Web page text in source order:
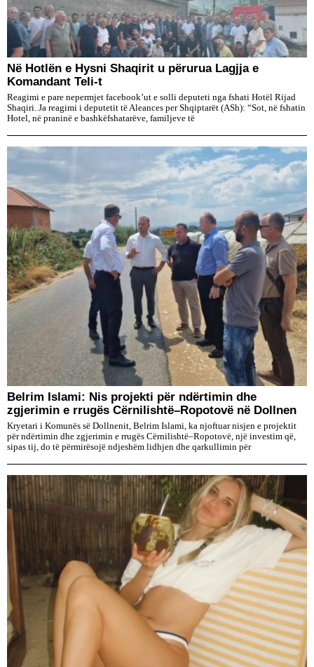
Në Hotlën e Hysni Shaqirit u përurua Lagjja e
Komandant Teli-t
Reagimi e pare nepermjet facebook’ut e solli deputeti nga fshati Hotël Rijad
Shaqiri. Ja reagimi i deputetit të Aleances per Shqiptarët (ASh): “Sot, në fshatin
Hotel, në praninë e bashkëfshatarëve, familjeve të
Belrim Islami: Nis projekti për ndërtimin dhe
zgjerimin e rrugës Cërnilishtë–Ropotovë në Dollnen
Kryetari i Komunës së Dollnenit, Belrim Islami, ka njoftuar nisjen e projektit
për ndërtimin dhe zgjerimin e rrugës Cërnilishtë–Ropotovë, një investim që,
sipas tij, do të përmirësojë ndjeshëm lidhjen dhe qarkullimin për